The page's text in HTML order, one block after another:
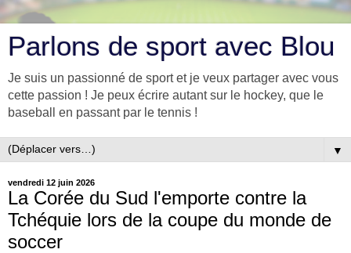
Parlons de sport avec Blou
Je suis un passionné de sport et je veux partager avec vous
cette passion ! Je peux écrire autant sur le hockey, que le
baseball en passant par le tennis !
▼
vendredi 12 juin 2026
La Corée du Sud l'emporte contre la
Tchéquie lors de la coupe du monde de
soccer